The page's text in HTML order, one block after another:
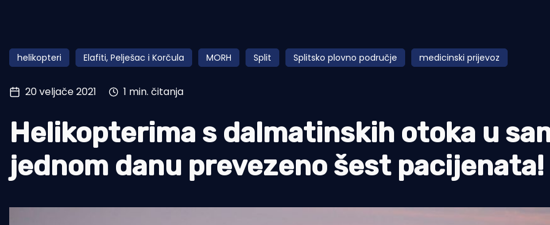
Pomorstvo
Ribolov
Tradicija i kultura
helikopteri Elafiti, Pelješac i Korčula MORH Split Splitsko plovno područje medicinski prijevoz
20 veljače 2021 1 min. čitanja
Helikopterima s dalmatinskih otoka u
jednom danu prevezeno šest pacijenata!